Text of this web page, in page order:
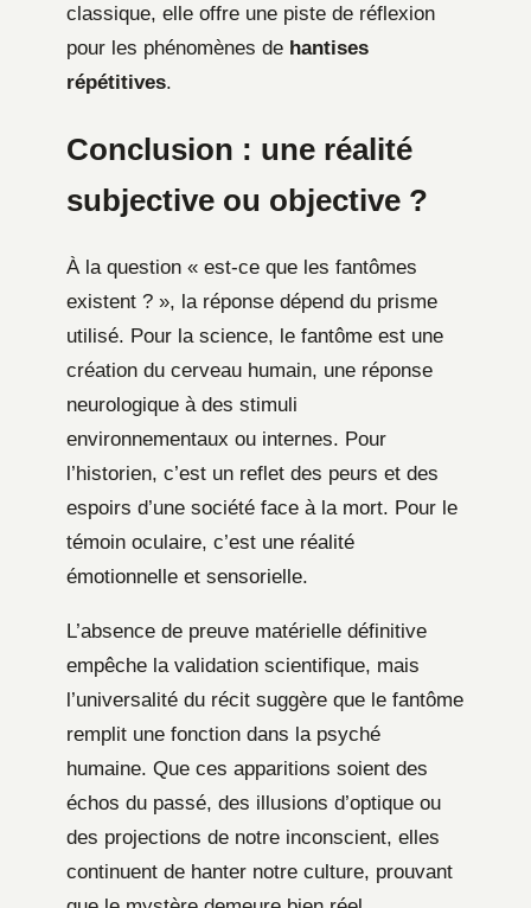
classique, elle offre une piste de réflexion
pour les phénomènes de hantises
répétitives.
Conclusion : une réalité
subjective ou objective ?
À la question « est-ce que les fantômes
existent ? », la réponse dépend du prisme
utilisé. Pour la science, le fantôme est une
création du cerveau humain, une réponse
neurologique à des stimuli
environnementaux ou internes. Pour
l’historien, c’est un reflet des peurs et des
espoirs d’une société face à la mort. Pour le
témoin oculaire, c’est une réalité
émotionnelle et sensorielle.
L’absence de preuve matérielle définitive
empêche la validation scientifique, mais
l’universalité du récit suggère que le fantôme
remplit une fonction dans la psyché
humaine. Que ces apparitions soient des
échos du passé, des illusions d’optique ou
des projections de notre inconscient, elles
continuent de hanter notre culture, prouvant